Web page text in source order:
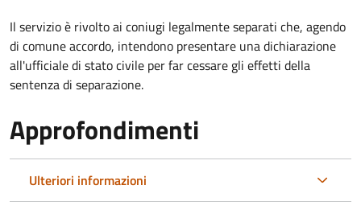
Il servizio è rivolto ai coniugi legalmente separati che, agendo
di comune accordo, intendono presentare una dichiarazione
all'ufficiale di stato civile per far cessare gli effetti della
sentenza di separazione.
Approfondimenti
Ulteriori informazioni